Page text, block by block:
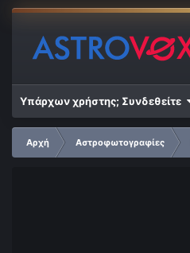
Υπάρχων χρήστης; Συνδεθείτε
Αρχή Αστροφωτογραφίες